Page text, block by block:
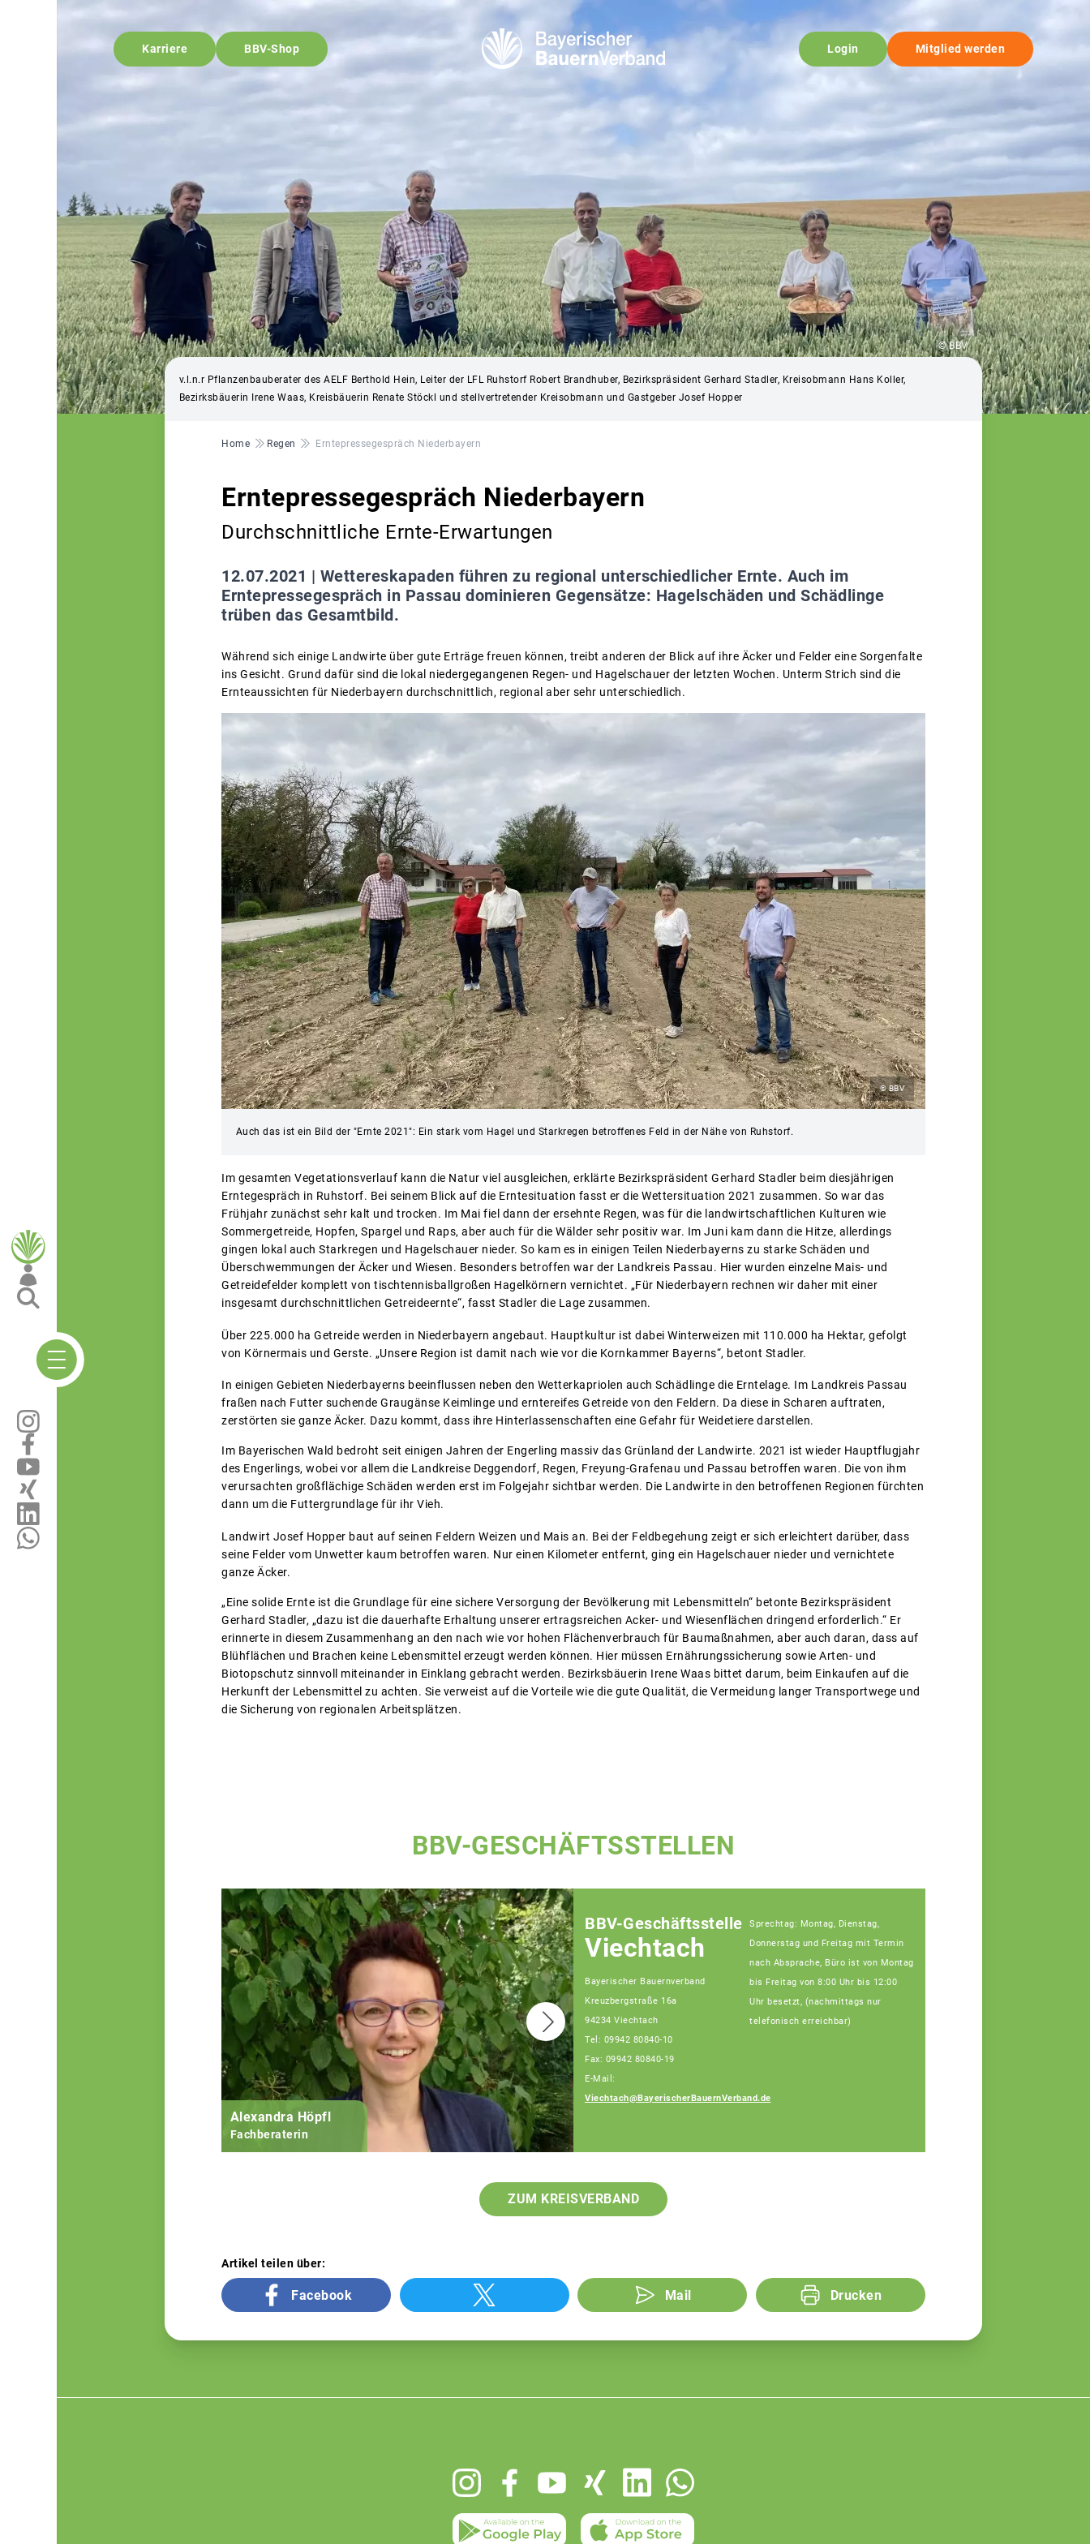
Karriere BBV-Shop Login Mitglied werden
© BBV
v.l.n.r Pflanzenbauberater des AELF Berthold Hein, Leiter der LFL Ruhstorf Robert Brandhuber, Bezirkspräsident Gerhard Stadler, Kreisobmann Hans Koller,
Bezirksbäuerin Irene Waas, Kreisbäuerin Renate Stöckl und stellvertretender Kreisobmann und Gastgeber Josef Hopper
Pfadnavigation
Home Regen Erntepressegespräch Niederbayern
Erntepressegespräch Niederbayern
Durchschnittliche Ernte-Erwartungen
12.07.2021 | Wettereskapaden führen zu regional unterschiedlicher Ernte. Auch im
Erntepressegespräch in Passau dominieren Gegensätze: Hagelschäden und Schädlinge
trüben das Gesamtbild.
Während sich einige Landwirte über gute Erträge freuen können, treibt anderen der Blick auf ihre Äcker und Felder eine Sorgenfalte
ins Gesicht. Grund dafür sind die lokal niedergegangenen Regen- und Hagelschauer der letzten Wochen. Unterm Strich sind die
Ernteaussichten für Niederbayern durchschnittlich, regional aber sehr unterschiedlich.
© BBV
Auch das ist ein Bild der "Ernte 2021": Ein stark vom Hagel und Starkregen betroffenes Feld in der Nähe von Ruhstorf.
Im gesamten Vegetationsverlauf kann die Natur viel ausgleichen, erklärte Bezirkspräsident Gerhard Stadler beim diesjährigen
Erntegespräch in Ruhstorf. Bei seinem Blick auf die Erntesituation fasst er die Wettersituation 2021 zusammen. So war das
Frühjahr zunächst sehr kalt und trocken. Im Mai fiel dann der ersehnte Regen, was für die landwirtschaftlichen Kulturen wie
Sommergetreide, Hopfen, Spargel und Raps, aber auch für die Wälder sehr positiv war. Im Juni kam dann die Hitze, allerdings
gingen lokal auch Starkregen und Hagelschauer nieder. So kam es in einigen Teilen Niederbayerns zu starke Schäden und
Überschwemmungen der Äcker und Wiesen. Besonders betroffen war der Landkreis Passau. Hier wurden einzelne Mais- und
Getreidefelder komplett von tischtennisballgroßen Hagelkörnern vernichtet. „Für Niederbayern rechnen wir daher mit einer
insgesamt durchschnittlichen Getreideernte“, fasst Stadler die Lage zusammen.
Über 225.000 ha Getreide werden in Niederbayern angebaut. Hauptkultur ist dabei Winterweizen mit 110.000 ha Hektar, gefolgt
von Körnermais und Gerste. „Unsere Region ist damit nach wie vor die Kornkammer Bayerns“, betont Stadler.
In einigen Gebieten Niederbayerns beeinflussen neben den Wetterkapriolen auch Schädlinge die Erntelage. Im Landkreis Passau
fraßen nach Futter suchende Graugänse Keimlinge und erntereifes Getreide von den Feldern. Da diese in Scharen auftraten,
zerstörten sie ganze Äcker. Dazu kommt, dass ihre Hinterlassenschaften eine Gefahr für Weidetiere darstellen.
Im Bayerischen Wald bedroht seit einigen Jahren der Engerling massiv das Grünland der Landwirte. 2021 ist wieder Hauptflugjahr
des Engerlings, wobei vor allem die Landkreise Deggendorf, Regen, Freyung-Grafenau und Passau betroffen waren. Die von ihm
verursachten großflächige Schäden werden erst im Folgejahr sichtbar werden. Die Landwirte in den betroffenen Regionen fürchten
dann um die Futtergrundlage für ihr Vieh.
Landwirt Josef Hopper baut auf seinen Feldern Weizen und Mais an. Bei der Feldbegehung zeigt er sich erleichtert darüber, dass
seine Felder vom Unwetter kaum betroffen waren. Nur einen Kilometer entfernt, ging ein Hagelschauer nieder und vernichtete
ganze Äcker.
„Eine solide Ernte ist die Grundlage für eine sichere Versorgung der Bevölkerung mit Lebensmitteln“ betonte Bezirkspräsident
Gerhard Stadler, „dazu ist die dauerhafte Erhaltung unserer ertragsreichen Acker- und Wiesenflächen dringend erforderlich.“ Er
erinnerte in diesem Zusammenhang an den nach wie vor hohen Flächenverbrauch für Baumaßnahmen, aber auch daran, dass auf
Blühflächen und Brachen keine Lebensmittel erzeugt werden können. Hier müssen Ernährungssicherung sowie Arten- und
Biotopschutz sinnvoll miteinander in Einklang gebracht werden. Bezirksbäuerin Irene Waas bittet darum, beim Einkaufen auf die
Herkunft der Lebensmittel zu achten. Sie verweist auf die Vorteile wie die gute Qualität, die Vermeidung langer Transportwege und
die Sicherung von regionalen Arbeitsplätzen.
BBV-GESCHÄFTSSTELLEN
Alexandra Höpfl
Fachberaterin
Claudia Wanninger
BBV-Geschäftsstelle
Viechtach
Bayerischer Bauernverband
Kreuzbergstraße 16a
94234 Viechtach
Tel: 09942 80840-10
Fax: 09942 80840-19
E-Mail:
Viechtach@BayerischerBauernVerband.de
Sprechtag: Montag, Dienstag,
Donnerstag und Freitag mit Termin
nach Absprache, Büro ist von Montag
bis Freitag von 8:00 Uhr bis 12:00
Uhr besetzt, (nachmittags nur
telefonisch erreichbar)
ZUM KREISVERBAND
Artikel teilen über:
Facebook Mail Drucken